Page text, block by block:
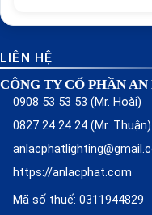
LIÊN HỆ
CÔNG TY CỔ PHẦN
0908 53 53 53 (Mr. Hoài)
0827 24 24 24 (Mr. Thuận)
https://anlacphat.com
Mã số thuế: 0311944829